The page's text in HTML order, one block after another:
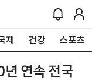
제 건강 스포츠
연속 전국